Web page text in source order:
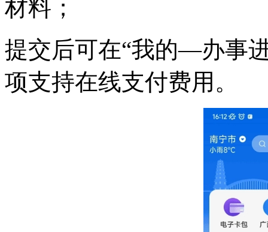
材料；
提交后可在“我的—办事
项支持在线支付费用。